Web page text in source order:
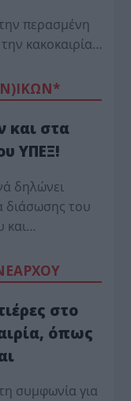
περασμένη
κακοκαιρία…
και στα
ΥΠΕΞ!
δηλώνει
διάσωσης του
και…
στο
όπως
συμφωνία για